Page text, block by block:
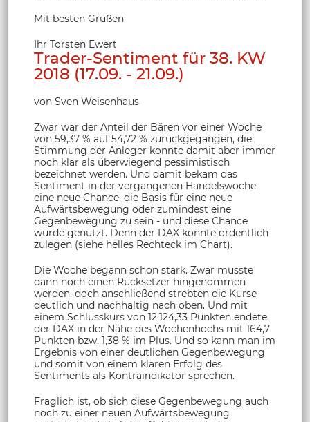
Mit besten Grüßen
Ihr Torsten Ewert
Trader-Sentiment für 38. KW
2018 (17.09. - 21.09.)
von Sven Weisenhaus
Zwar war der Anteil der Bären vor einer Woche
von 59,37 % auf 54,72 % zurückgegangen, die
Stimmung der Anleger konnte damit aber immer
noch klar als überwiegend pessimistisch
bezeichnet werden. Und damit bekam das
Sentiment in der vergangenen Handelswoche
eine neue Chance, die Basis für eine neue
Aufwärtsbewegung oder zumindest eine
Gegenbewegung zu sein - und diese Chance
wurde genutzt. Denn der DAX konnte ordentlich
zulegen (siehe helles Rechteck im Chart).
Die Woche begann schon stark. Zwar musste
dann noch einen Rücksetzer hingenommen
werden, doch anschließend strebten die Kurse
deutlich und nachhaltig nach oben. Und mit
einem Schlusskurs von 12.124,33 Punkten endete
der DAX in der Nähe des Wochenhochs mit 164,7
Punkten bzw. 1,38 % im Plus. Und so kann man im
Ergebnis von einer deutlichen Gegenbewegung
und somit von einem klaren Erfolg des
Sentiments als Kontraindikator sprechen.
Fraglich ist, ob sich diese Gegenbewegung auch
noch zu einer neuen Aufwärtsbewegung